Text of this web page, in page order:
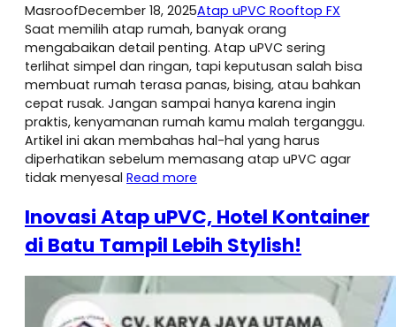
MasroofDecember 18, 2025Atap uPVC Rooftop FX
Saat memilih atap rumah, banyak orang
mengabaikan detail penting. Atap uPVC sering
terlihat simpel dan ringan, tapi keputusan salah bisa
membuat rumah terasa panas, bising, atau bahkan
cepat rusak. Jangan sampai hanya karena ingin
praktis, kenyamanan rumah kamu malah terganggu.
Artikel ini akan membahas hal-hal yang harus
diperhatikan sebelum memasang atap uPVC agar
tidak menyesal Read more
Inovasi Atap uPVC, Hotel Kontainer
di Batu Tampil Lebih Stylish!